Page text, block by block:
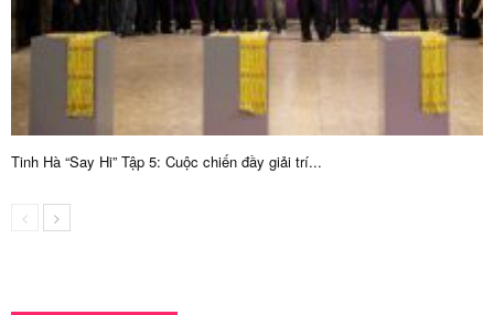
Tinh Hà “Say Hi” Tập 5: Cuộc chiến đầy giải trí...